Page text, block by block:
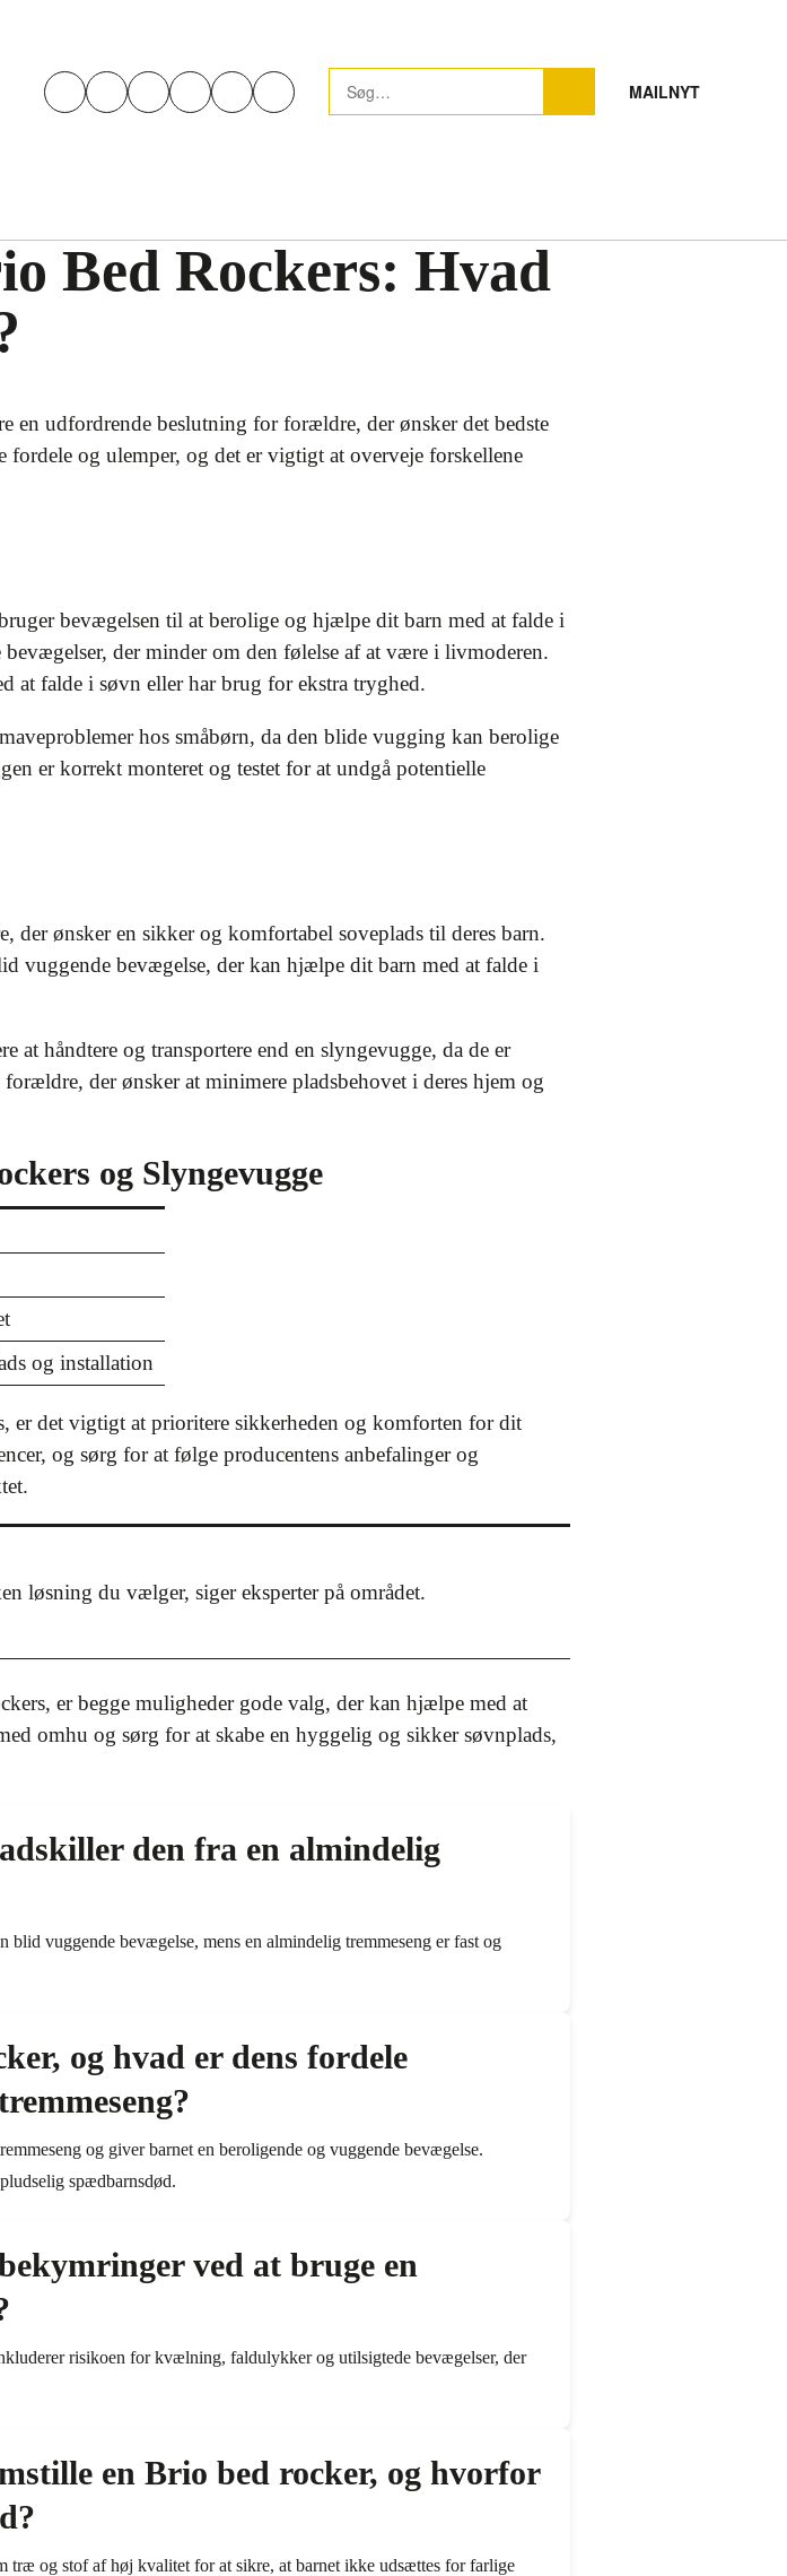
MAILNYT
Bed Rockers: Hvad
en udfordrende beslutning for forældre, der ønsker det bedste
og ulemper, og det er vigtigt at overveje forskellene
bevægelsen til at berolige og hjælpe dit barn med at falde i
der minder om den følelse af at være i livmoderen.
falde i søvn eller har brug for ekstra tryghed.
hos småbørn, da den blide vugging kan berolige
er korrekt monteret og testet for at undgå potentielle
ønsker en sikker og komfortabel soveplads til deres barn.
vuggende bevægelse, der kan hjælpe dit barn med at falde i
at håndtere og transportere end en slyngevugge, da de er
der ønsker at minimere pladsbehovet i deres hjem og
og Slyngevugge
og installation
er det vigtigt at prioritere sikkerheden og komforten for dit
og sørg for at følge producentens anbefalinger og
løsning du vælger, siger eksperter på området.
er begge muligheder gode valg, der kan hjælpe med at
omhu og sørg for at skabe en hyggelig og sikker søvnplads,
den fra en almindelig
vuggende bevægelse, mens en almindelig tremmeseng er fast og
og hvad er dens fordele
og giver barnet en beroligende og vuggende bevægelse.
spædbarnsdød.
ved at bruge en
risikoen for kvælning, faldulykker og utilsigtede bevægelser, der
en Brio bed rocker, og hvorfor
træ og stof af høj kvalitet for at sikre, at barnet ikke udsættes for farlige